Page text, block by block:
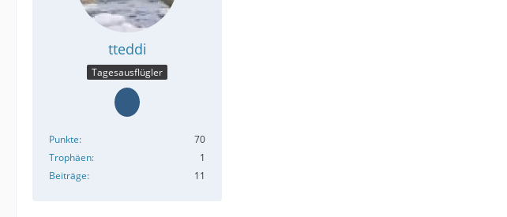
tteddi
Tagesausflügler
Punkte
70
Trophäen
1
Beiträge
11